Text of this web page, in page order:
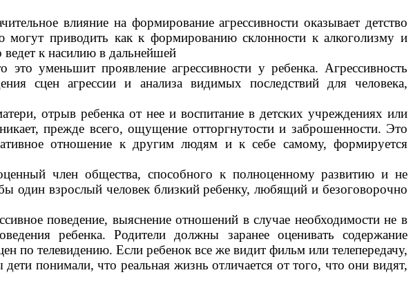
влияние на формирование агрессивности оказывает детство
могут приводить как к формированию склонности к алкоголизму и
ведет к насилию в дальнейшей
это уменьшит проявление агрессивности у ребенка. Агрессивность
сцен агрессии и анализа видимых последствий для человека,
отрыв ребенка от нее и воспитание в детских учреждениях или
прежде всего, ощущение отторгнутости и заброшенности. Это
отношение к другим людям и к себе самому, формируется
член общества, способного к полноценному развитию и не
один взрослый человек близкий ребенку, любящий и безоговорочно
поведение, выяснение отношений в случае необходимости не в
ребенка. Родители должны заранее оценивать содержание
по телевидению. Если ребенок все же видит фильм или телепередачу,
понимали, что реальная жизнь отличается от того, что они видят,